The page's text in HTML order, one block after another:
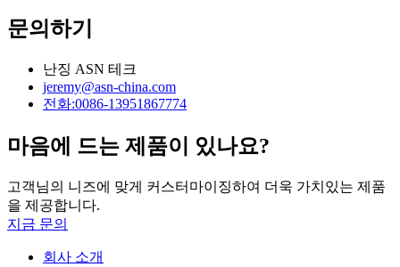
문의하기
난징 ASN 테크
jeremy@asn-china.com
전화:0086-13951867774
마음에 드는 제품이 있나요?
고객님의 니즈에 맞게 커스터마이징하여 더욱 가치있는 제품
을 제공합니다.
지금 문의
회사 소개